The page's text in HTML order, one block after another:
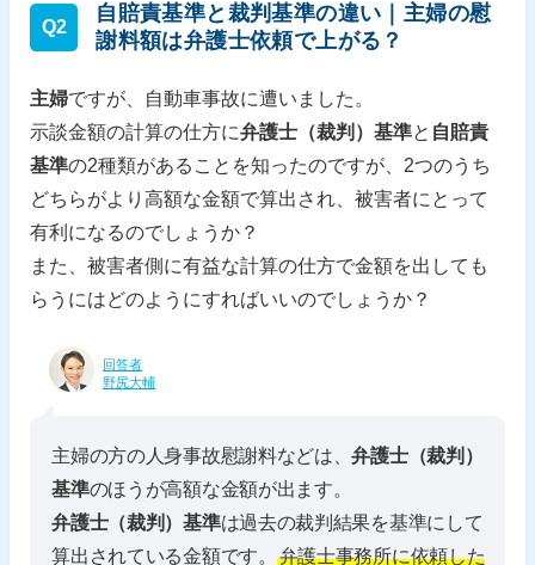
Q2
自賠責基準と裁判基準の違い｜主婦の慰
謝料額は弁護士依頼で上がる？
主婦ですが、自動車事故に遭いました。
示談金額の計算の仕方に弁護士（裁判）基準と 自賠責
基準の2種類があることを知ったのですが、2つのうち
どちらがより高額な金額で算出され、被害者にとって
有利になるのでしょうか？
また、被害者側に有益な計算の仕方で金額を出しても
らうにはどのようにすればいいのでしょうか？
回答者
野尻大輔
主婦の方の人身事故慰謝料などは、弁護士（裁判）
基準のほうが高額な金額が出ます。
弁護士（裁判）基準は過去の裁判結果を基準にして
算出されている金額です。
弁護士事務所に依頼した